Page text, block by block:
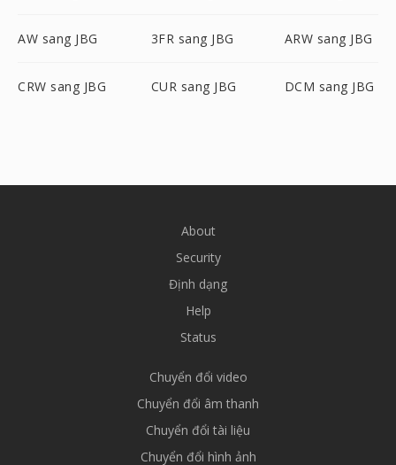
AW sang JBG 3FR sang JBG ARW sang JBG
CRW sang JBG CUR sang JBG DCM sang JBG
About
Security
Định dạng
Help
Status
Chuyển đổi video
Chuyển đổi âm thanh
Chuyển đổi tài liệu
Chuyển đổi hình ảnh